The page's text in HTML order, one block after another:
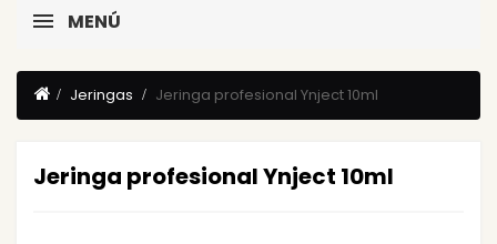
MENÚ
Jeringas Jeringa profesional Ynject 10ml
Jeringa profesional Ynject 10ml